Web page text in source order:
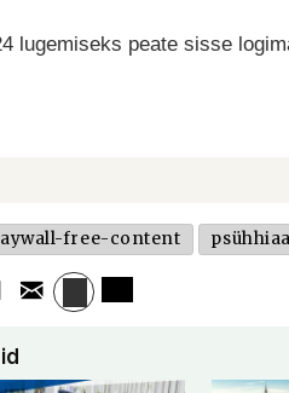
lugemiseks peate sisse
free-content